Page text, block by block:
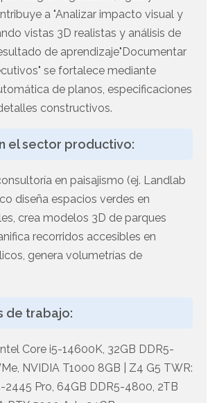
a "Analizar impacto visual y
vistas 3D realistas y análisis de
de aprendizaje"Documentar
se fortalece mediante
de planos, especificaciones
constructivos.
el sector productivo:
en paisajismo (ej. Landlab
diseña espacios verdes en
crea modelos 3D de parques
recorridos accesibles en
genera volumetrías de
de trabajo:
Core i5-14600K, 32GB DDR5-
NVIDIA T1000 8GB | Z4 G5 TWR:
2445 Pro, 64GB DDR5-4800, 2TB